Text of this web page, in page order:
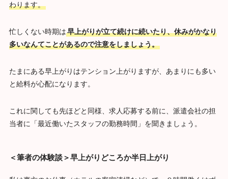
わります。
忙しくない時期は早上がりが立て続けに続いたり、休みがかなり
多いなんてことがあるので注意をしましょう。
たまにある早上がりはテンション上がりますが、あまりにも多い
と給料が心配になります。
これに関しても先ほどと同様、求人応募する前に、派遣会社の担
当者に「最近働いたスタッフの勤務時間」を聞きましょう。
＜筆者の体験談＞早上がりどころか半日上がり